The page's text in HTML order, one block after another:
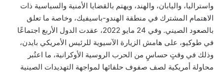
واستراليا، واليابان، والهند، ويهتم بالقضايا الأمنية والسياسية ذات
الاهتمام المشترك في منطقة الهندو-باسيفيك، وخاصة ما تعلق
بالصعود الصيني. وفي 24 مايو 2022، عقدت الدول الأربع اجتماعًا
في طوكيو، على هامش الزيارة الآسيوية للرئيس الأمريكي بايدن،
وذلك في وقتٍ حساسٍ من الحرب الروسية الأوكرانية، ما اعتُبر
محاولة أمريكية لصف صفوف حلفائها لمواجهة التهديدات الصينية